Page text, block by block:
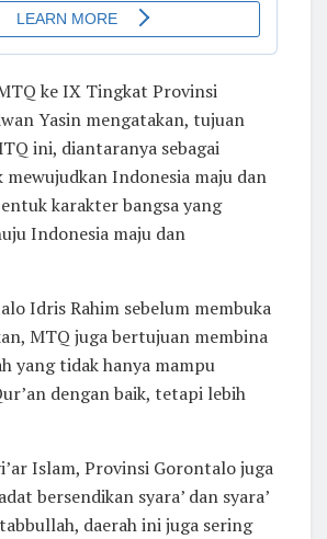
ke IX Tingkat Provinsi
Yasin mengatakan, tujuan
ini, diantaranya sebagai
Indonesia maju dan
karakter bangsa yang
Indonesia maju dan
Idris Rahim sebelum membuka
MTQ juga bertujuan membina
yang tidak hanya mampu
dengan baik, tetapi lebih
Islam, Provinsi Gorontalo juga
bersendikan syara’ dan syara’
daerah ini juga sering